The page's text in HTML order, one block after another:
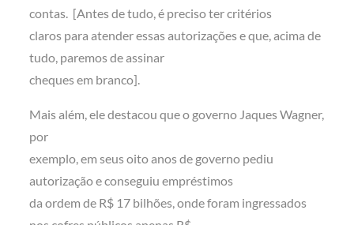
contas. [Antes de tudo, é preciso ter critérios
claros para atender essas autorizações e que, acima de
tudo, paremos de assinar
cheques em branco].
Mais além, ele destacou que o governo Jaques Wagner,
por
exemplo, em seus oito anos de governo pediu
autorização e conseguiu empréstimos
da ordem de R$ 17 bilhões, onde foram ingressados